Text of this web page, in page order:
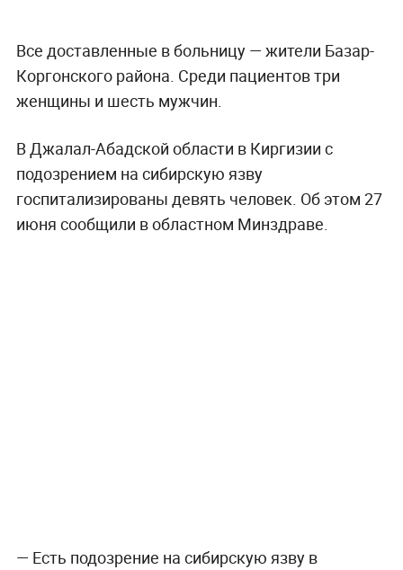
Все доставленные в больницу — жители Базар-
Коргонского района. Среди пациентов три
женщины и шесть мужчин.
В Джалал-Абадской области в Киргизии с
подозрением на сибирскую язву
госпитализированы девять человек. Об этом 27
июня сообщили в областном Минздраве.
— Есть подозрение на сибирскую язву в